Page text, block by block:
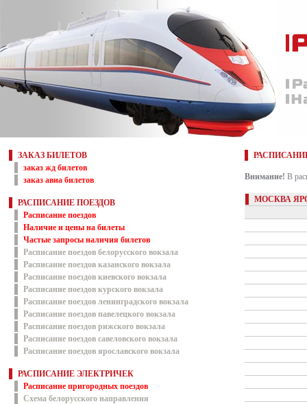
ЗАКАЗ БИЛЕТОВ
заказ жд билетов
заказ авиа билетов
РАСПИСАНИЕ ПОЕЗДОВ
Расписание поездов
Наличие и цены на билеты
Частые запросы наличия билетов
Расписание поездов белорусского вокзала
Расписание поездов казанского вокзала
Расписание поездов киевского вокзала
Расписание поездов курского вокзала
Расписание поездов ленинградского вокзала
Расписание поездов павелецкого вокзала
Расписание поездов рижского вокзала
Расписание поездов савеловского вокзала
Расписание поездов ярославского вокзала
РАСПИСАНИЕ ЭЛЕКТРИЧЕК
Расписание пригородных поездов
Схема белорусского направления
Внимание! В
МОСКВА